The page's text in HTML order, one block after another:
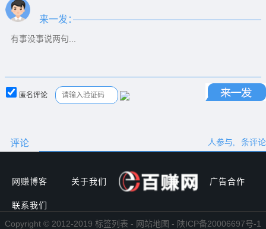
来一发：
匿名评论
评论 人参与, 条评论
网赚博客 关于我们 广告合作
联系我们
Copyright © 2012-2019 标签列表 - 网站地图 - 陕ICP备20006697号-1